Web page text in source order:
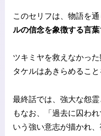
このセリフは、物語を
ルの信念を象徴する言葉
ツキミヤを救えなかっ
タケルはあきらめること
最終話では、強大な怨
もなお、「過去に囚わ
いう強い意志が描かれ